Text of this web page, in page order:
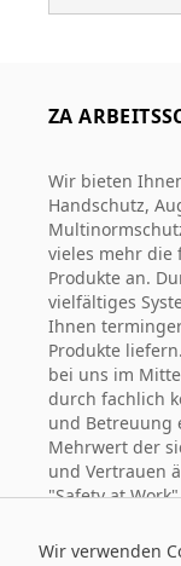
ZA
Wir bieten
Handschutz,
vieles mehr die
Produkte an.
vielfältiges
Ihnen
Produkte
bei uns im
durch fachlich
und Betreuung
Mehrwert der
und Vertrauen
"Safety at
© 2026 Za
Wir verwenden